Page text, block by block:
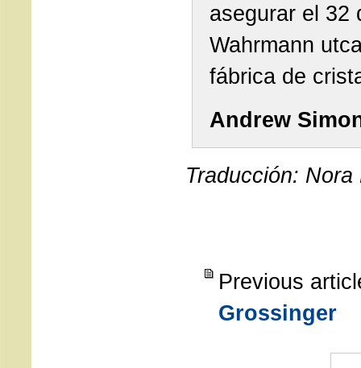
asegurar el 32
Wahrmann
fábrica de
Andrew
Traducción: Nora
Previous
Grossinger